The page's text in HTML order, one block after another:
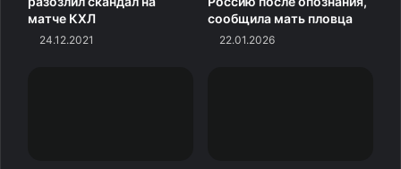
матче КХЛ
24.12.2021
сообщила мать пловца
22.01.2026